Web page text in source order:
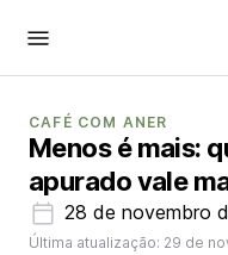
CAFÉ COM ANER
Menos é mais:
apurado vale
28 de novembro
Última atualização: 29 de